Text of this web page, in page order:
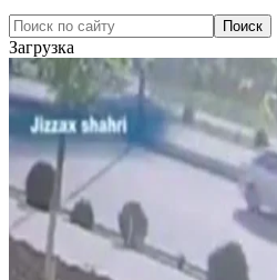
Загрузка